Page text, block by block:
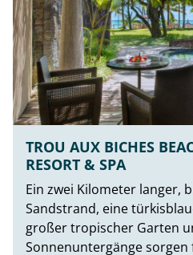
TROU AUX BICHES
RESORT & SPA
Ein zwei Kilometer langer,
Sandstrand, eine
großer tropischer Garten
Sonnenuntergänge